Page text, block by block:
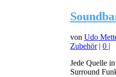
von Udo
Zubehör| 0 |
Jede Quelle
Surround